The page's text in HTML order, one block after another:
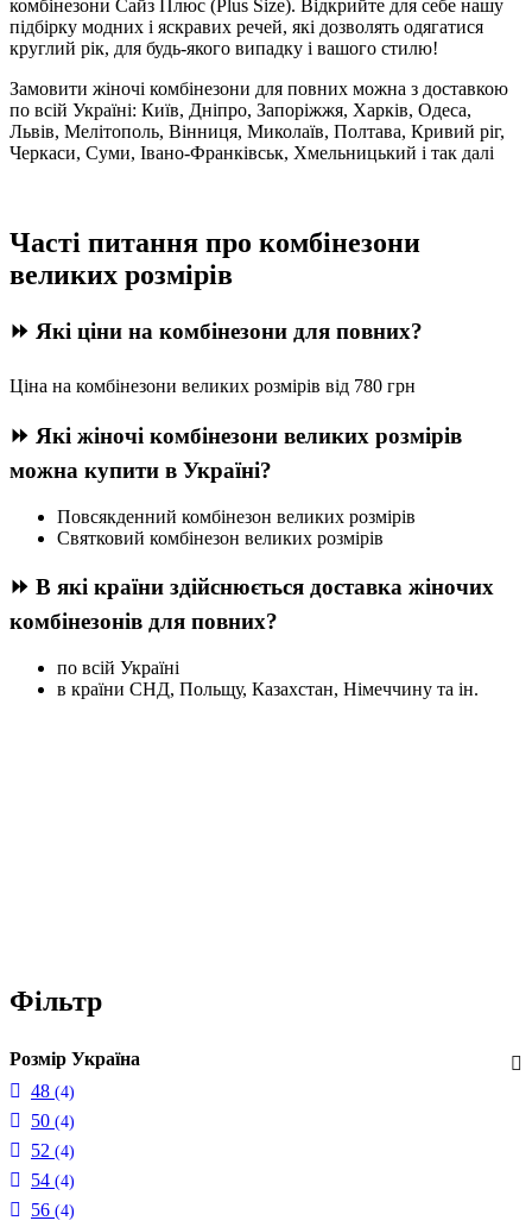
комбінезони Сайз Плюс (Plus Size). Відкрийте для себе нашу
підбірку модних і яскравих речей, які дозволять одягатися
круглий рік, для будь-якого випадку і вашого стилю!
Замовити жіночі комбінезони для повних можна з доставкою
по всій Україні: Київ, Дніпро, Запоріжжя, Харків, Одеса,
Львів, Мелітополь, Вінниця, Миколаїв, Полтава, Кривий ріг,
Черкаси, Суми, Івано-Франківськ, Хмельницький і так далі
Часті питання про комбінезони
великих розмірів
⏩ Які ціни на комбінезони для повних?
Ціна на комбінезони великих розмірів від 780 грн
⏩ Які жіночі комбінезони великих розмірів
можна купити в Україні?
Повсякденний комбінезон великих розмірів
Святковий комбінезон великих розмірів
⏩ В які країни здійснюється доставка жіночих
комбінезонів для повних?
по всій Україні
в країни СНД, Польщу, Казахстан, Німеччину та ін.
Фільтр
Розмір Україна
48 (4)
50 (4)
52 (4)
54 (4)
56 (4)